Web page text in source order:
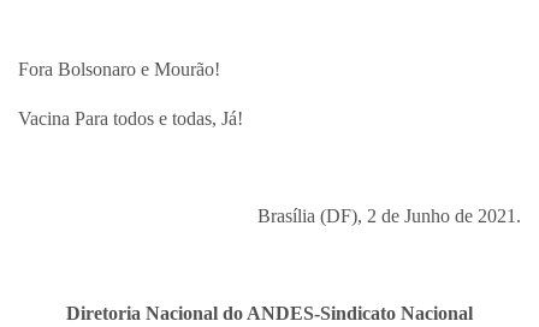
Fora Bolsonaro e Mourão!
Vacina Para todos e todas, Já!
Brasília (DF), 2 de Junho de 2021.
Diretoria Nacional do ANDES-Sindicato Nacional